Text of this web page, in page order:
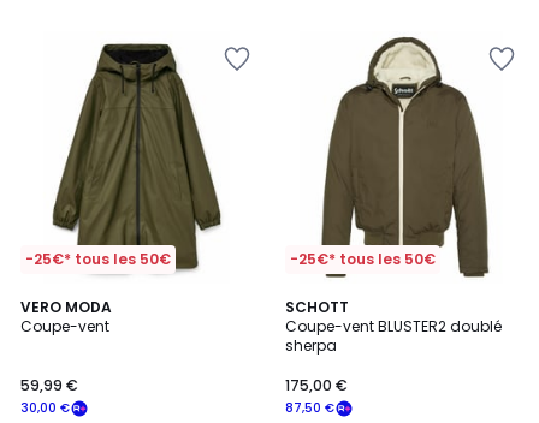
-25€* tous les 50€
VERO MODA
Coupe-vent
30,00 €
59,99 €
5
/
-25€* tous les 50€
SCHOTT
Coupe-vent BLUSTER2 doublé
sherpa
87,50 €
175,00 €
5
/
5